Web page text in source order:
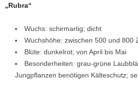
„Rubra“
Wuchs: schirmartig; dicht
Wuchshöhe: zwischen 500 und 800
Blüte: dunkelrot; von April bis Mai
Besonderheiten: grau-grüne
Jungpflanzen benötigen Kälteschutz;